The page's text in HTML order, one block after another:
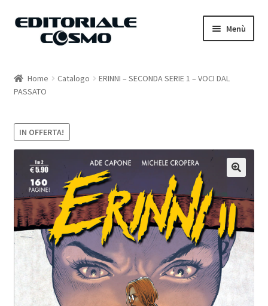
Vai
Vai
Menù
Catalogo
Carrello
Home Catalogo
ERINNI – SECONDA SERIE 1 – VOCI DAL
PASSATO
IN OFFERTA!